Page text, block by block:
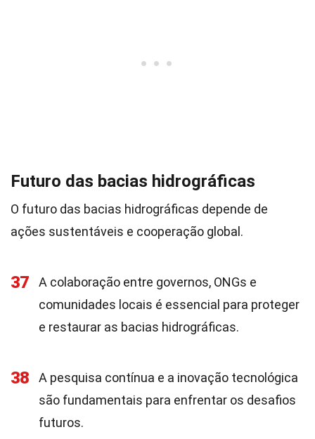
Futuro das bacias hidrográficas
O futuro das bacias hidrográficas depende de
ações sustentáveis e cooperação global.
37
A colaboração entre governos, ONGs e
comunidades locais é essencial para proteger
e restaurar as bacias hidrográficas.
38
A pesquisa contínua e a inovação tecnológica
são fundamentais para enfrentar os desafios
futuros.